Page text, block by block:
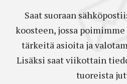
Saat suoraan
koosteen, jossa
tärkeitä asioita ja
Lisäksi saat viikottain
tuoreista